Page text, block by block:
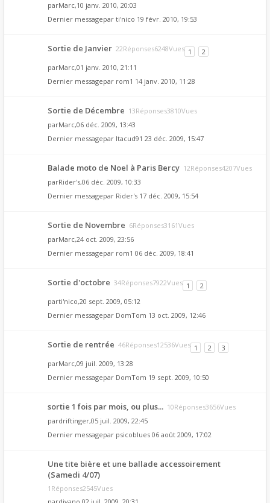
parMarc,10 janv. 2010, 20:03
Dernier messagepar ti'nico 19 févr. 2010, 19:53
Sortie de Janvier 22Réponses6248Vues 1
2
parMarc,01 janv. 2010, 21:11
Dernier messagepar rom1 14 janv. 2010, 11:28
Sortie de Décembre 13Réponses3810Vues
parMarc,06 déc. 2009, 13:43
Dernier messagepar Itacud91 23 déc. 2009, 15:47
Balade moto de Noel à Paris Bercy 12Réponses4207Vues
parRider's,06 déc. 2009, 10:33
Dernier messagepar Rider's 17 déc. 2009, 15:54
Sortie de Novembre 6Réponses3161Vues
parMarc,24 oct. 2009, 23:56
Dernier messagepar rom1 06 déc. 2009, 18:41
Sortie d'octobre 34Réponses7922Vues 1
2
parti'nico,20 sept. 2009, 05:12
Dernier messagepar DomTom 13 oct. 2009, 12:46
Sortie de rentrée 46Réponses12536Vues 1 2
3
parMarc,09 juil. 2009, 13:28
Dernier messagepar DomTom 19 sept. 2009, 10:50
sortie 1 fois par mois, ou plus... 10Réponses3656Vues
pardriftinger,05 juil. 2009, 22:45
Dernier messagepar psicoblues 06 août 2009, 17:02
Une tite bière et une ballade accessoirement
(Samedi 4/07)
1Réponses2545Vues